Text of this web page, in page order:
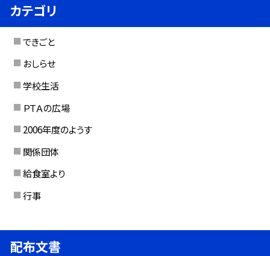
カテゴリ
できごと
おしらせ
学校生活
ＰＴＡの広場
2006年度のようす
関係団体
給食室より
行事
配布文書